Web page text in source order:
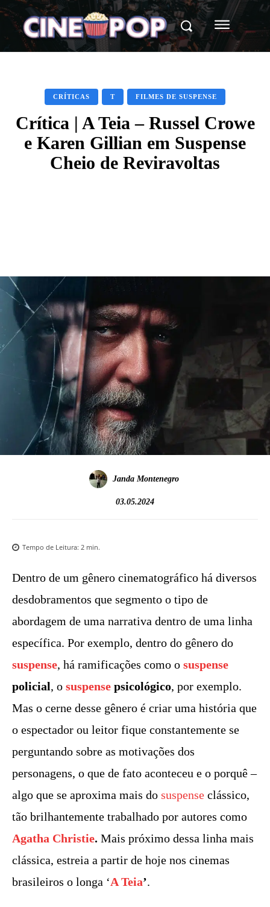
CRÍTICAS T FILMES DE SUSPENSE
Crítica | A Teia – Russel Crowe
e Karen Gillian em Suspense
Cheio de Reviravoltas
Janda Montenegro
03.05.2024
Tempo de Leitura: 2 min.
Dentro de um gênero cinematográfico há diversos
desdobramentos que segmento o tipo de
abordagem de uma narrativa dentro de uma linha
específica. Por exemplo, dentro do gênero do
suspense, há ramificações como o suspense
policial, o suspense psicológico, por exemplo.
Mas o cerne desse gênero é criar uma história que
o espectador ou leitor fique constantemente se
perguntando sobre as motivações dos
personagens, o que de fato aconteceu e o porquê –
algo que se aproxima mais do suspense clássico,
tão brilhantemente trabalhado por autores como
Agatha Christie. Mais próximo dessa linha mais
clássica, estreia a partir de hoje nos cinemas
brasileiros o longa ‘A Teia’.